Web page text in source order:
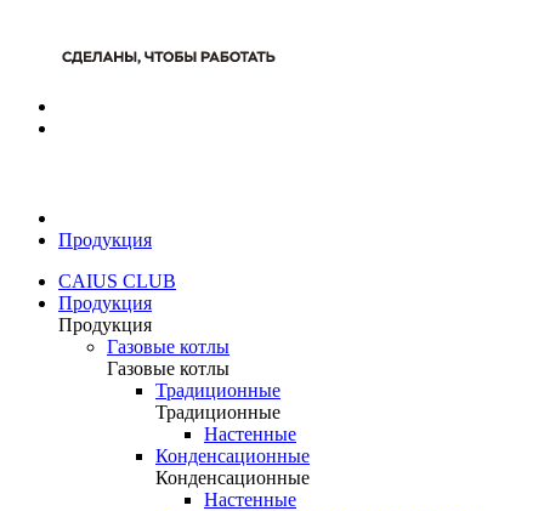
Продукция
CAIUS CLUB
Продукция
Продукция
Газовые котлы
Газовые котлы
Традиционные
Традиционные
Настенные
Конденсационные
Конденсационные
Настенные